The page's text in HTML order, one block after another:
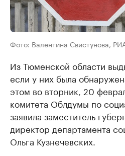
Фото: Валентина Свистунова,
Из Тюменской области
если у них была
этом во вторник, 20
комитета Облдумы по
заявила заместитель
директор департамента
Ольга Кузнечевских.